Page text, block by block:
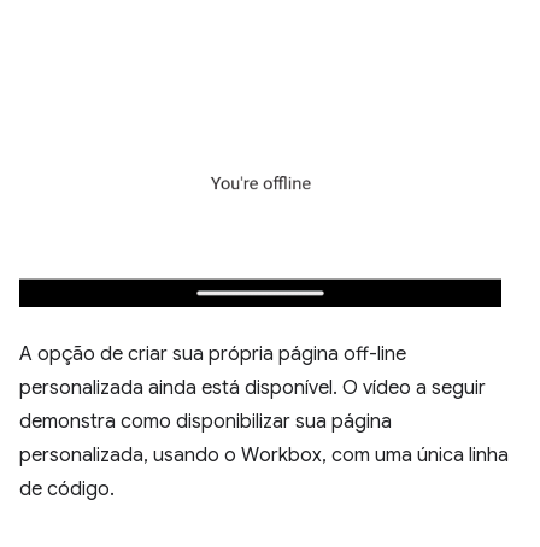
A opção de criar sua própria página off-line
personalizada ainda está disponível. O vídeo a seguir
demonstra como disponibilizar sua página
personalizada, usando o Workbox, com uma única linha
de código.